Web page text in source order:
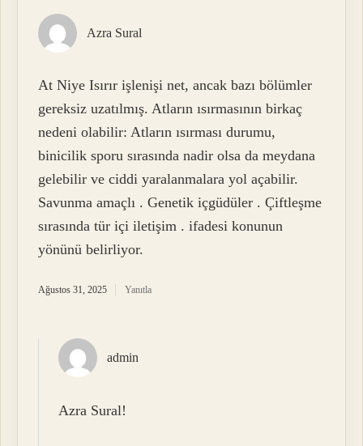
Azra Sural
At Niye Isırır işlenişi net, ancak bazı bölümler
gereksiz uzatılmış. Atların ısırmasının birkaç
nedeni olabilir: Atların ısırması durumu,
binicilik sporu sırasında nadir olsa da meydana
gelebilir ve ciddi yaralanmalara yol açabilir.
Savunma amaçlı . Genetik içgüdüler . Çiftleşme
sırasında tür içi iletişim . ifadesi konunun
yönünü belirliyor.
Ağustos 31, 2025 Yanıtla
admin
Azra Sural!